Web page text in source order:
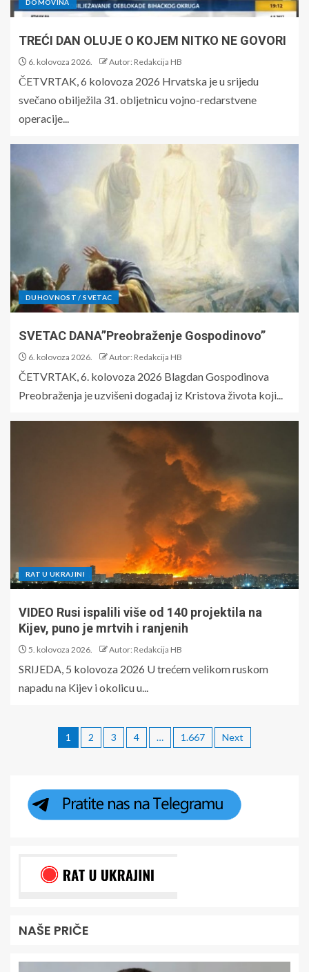
DOMOVINA
TREĆI DAN OLUJE O KOJEM NITKO NE GOVORI
6. kolovoza 2026. Autor: Redakcija HB
ČETVRTAK, 6 kolovoza 2026 Hrvatska je u srijedu
svečano obilježila 31. obljetnicu vojno-redarstvene
operacije...
DUHOVNOST / SVETAC
SVETAC DANA”Preobraženje Gospodinovo”
6. kolovoza 2026. Autor: Redakcija HB
ČETVRTAK, 6. kolovoza 2026 Blagdan Gospodinova
Preobraženja je uzvišeni događaj iz Kristova života koji...
RAT U UKRAJINI
VIDEO Rusi ispalili više od 140 projektila na
Kijev, puno je mrtvih i ranjenih
5. kolovoza 2026. Autor: Redakcija HB
SRIJEDA, 5 kolovoza 2026 U trećem velikom ruskom
napadu na Kijev i okolicu u...
1 2 3 4 … 1.667 Next
NAŠE PRIČE